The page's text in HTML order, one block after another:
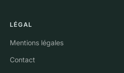
LÉGAL
Mentions légales
Contact